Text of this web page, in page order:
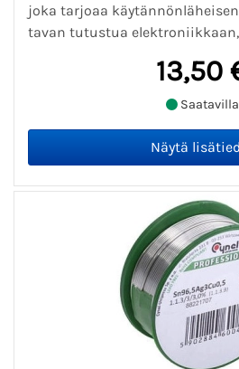
joka tarjoaa
tavan tutustua
13,50
Saatavilla